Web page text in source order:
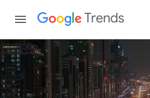
Trends